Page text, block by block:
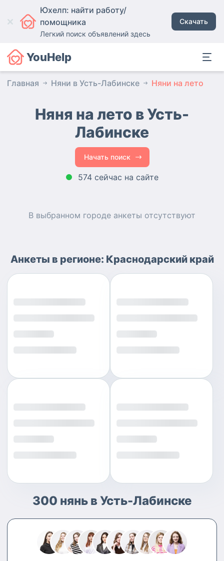
Юхелп: найти работу/
помощника
Легкий поиск объявлений здесь
Скачать
YouHelp
Главная Няни в Усть-Лабинске Няни на лето
Няня на лето в Усть-
Лабинске
Начать поиск
574 сейчас на сайте
В выбранном городе анкеты отсутствуют
Анкеты в регионе: Краснодарский край
300 нянь в Усть-Лабинске